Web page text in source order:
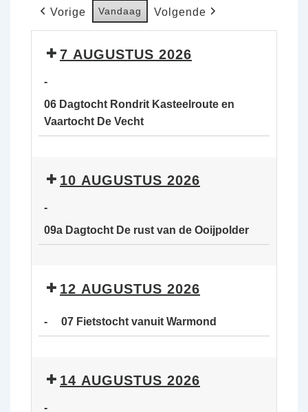
Vorige Vandaag Volgende
7 AUGUSTUS 2026
-
06 Dagtocht Rondrit Kasteelroute en
Vaartocht De Vecht
Rondrit
Vaartocht
10 AUGUSTUS 2026
-
09a Dagtocht De rust van de Ooijpolder
De
van
12 AUGUSTUS 2026
- 07 Fietstocht vanuit Warmond
vanuit
14 AUGUSTUS 2026
-